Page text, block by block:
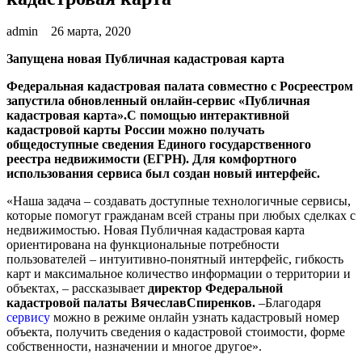
admin
26 марта, 2020
Запущена новая Публичная кадастровая карта
Федеральная кадастровая палата совместно с Росреестром
запустила обновленный онлайн-сервис «Публичная
кадастровая карта».С помощью интерактивной
кадастровой карты России можно получать
общедоступные сведения Единого государственного
реестра недвижимости (ЕГРН). Для комфортного
использования сервиса был создан новый интерфейс.
«Наша задача – создавать доступные технологичные сервисы,
которые помогут гражданам всей страны при любых сделках с
недвижимостью. Новая Публичная кадастровая карта
ориентирована на функциональные потребности
пользователей – интуитивно-понятный интерфейс, гибкость
карт и максимальное количество информации о территории и
объектах, – рассказывает директор Федеральной
кадастровой палаты ВячеславСпиренков. –Благодаря
сервису можно в режиме онлайн узнать кадастровый номер
объекта, получить сведения о кадастровой стоимости, форме
собственности, назначении и многое другое».